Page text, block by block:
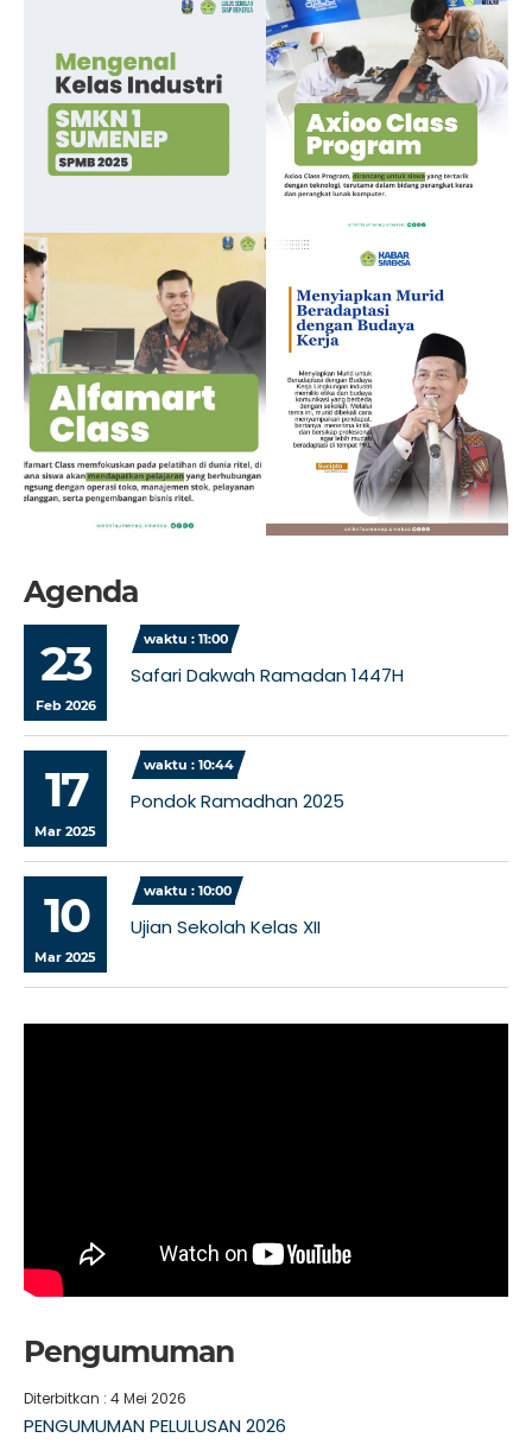
Agenda
23
Feb 2026
waktu : 11:00
Safari Dakwah Ramadan 1447H
17
Mar 2025
waktu : 10:44
Pondok Ramadhan 2025
10
Mar 2025
waktu : 10:00
Ujian Sekolah Kelas XII
Pengumuman
Diterbitkan : 4 Mei 2026
PENGUMUMAN PELULUSAN 2026